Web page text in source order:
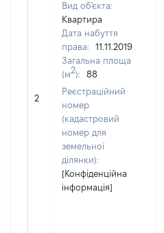
2
Вид об'єкта:
Квартира
Дата набуття
права:
11.11.2019
Загальна площа
(м2):
88
Реєстраційний
номер
(кадастровий
номер для
земельної
ділянки):
[Конфіденційна
інформація]